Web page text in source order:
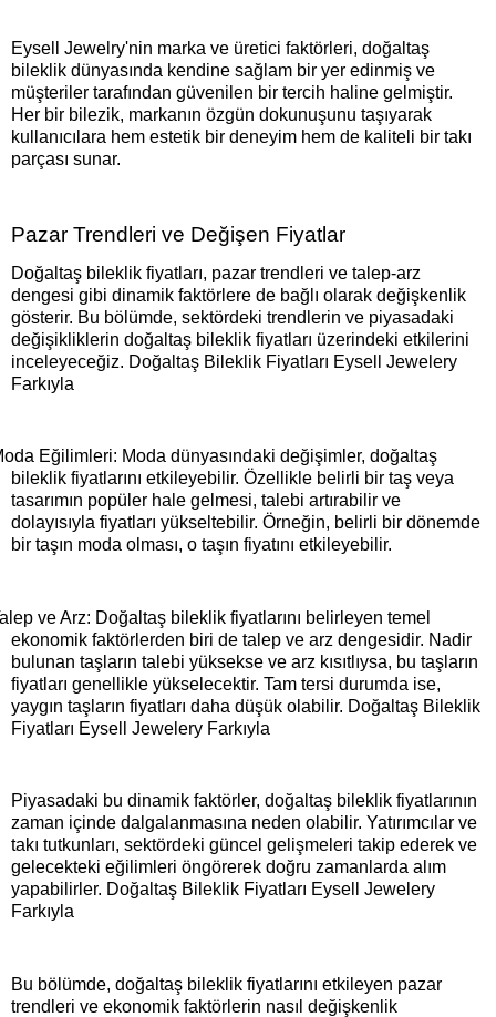
Eysell Jewelry'nin marka ve üretici faktörleri, doğaltaş
bileklik dünyasında kendine sağlam bir yer edinmiş ve
müşteriler tarafından güvenilen bir tercih haline gelmiştir.
Her bir bilezik, markanın özgün dokunuşunu taşıyarak
kullanıcılara hem estetik bir deneyim hem de kaliteli bir takı
parçası sunar.
Pazar Trendleri ve Değişen Fiyatlar
Doğaltaş bileklik fiyatları, pazar trendleri ve talep-arz
dengesi gibi dinamik faktörlere de bağlı olarak değişkenlik
gösterir. Bu bölümde, sektördeki trendlerin ve piyasadaki
değişikliklerin doğaltaş bileklik fiyatları üzerindeki etkilerini
inceleyeceğiz. Doğaltaş Bileklik Fiyatları Eysell Jewelery
Farkıyla
Eğilimleri: Moda dünyasındaki değişimler, doğaltaş
bileklik fiyatlarını etkileyebilir. Özellikle belirli bir taş veya
tasarımın popüler hale gelmesi, talebi artırabilir ve
dolayısıyla fiyatları yükseltebilir. Örneğin, belirli bir dönemde
bir taşın moda olması, o taşın fiyatını etkileyebilir.
ve Arz: Doğaltaş bileklik fiyatlarını belirleyen temel
ekonomik faktörlerden biri de talep ve arz dengesidir. Nadir
bulunan taşların talebi yüksekse ve arz kısıtlıysa, bu taşların
fiyatları genellikle yükselecektir. Tam tersi durumda ise,
yaygın taşların fiyatları daha düşük olabilir. Doğaltaş Bileklik
Fiyatları Eysell Jewelery Farkıyla
Piyasadaki bu dinamik faktörler, doğaltaş bileklik fiyatlarının
zaman içinde dalgalanmasına neden olabilir. Yatırımcılar ve
takı tutkunları, sektördeki güncel gelişmeleri takip ederek ve
gelecekteki eğilimleri öngörerek doğru zamanlarda alım
yapabilirler. Doğaltaş Bileklik Fiyatları Eysell Jewelery
Farkıyla
Bu bölümde, doğaltaş bileklik fiyatlarını etkileyen pazar
trendleri ve ekonomik faktörlerin nasıl değişkenlik